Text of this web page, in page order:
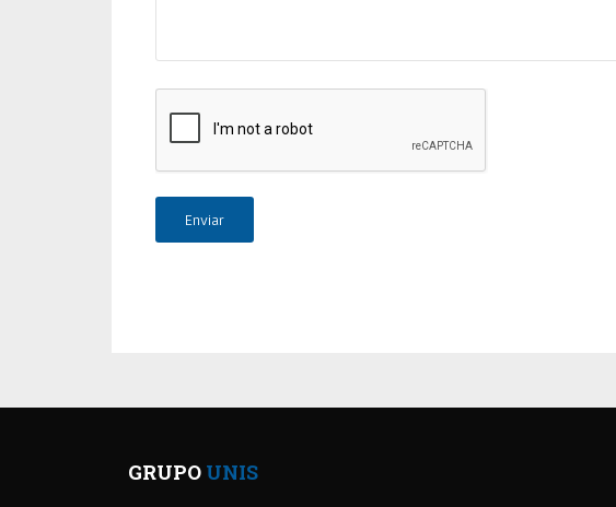
GRUPO UNIS